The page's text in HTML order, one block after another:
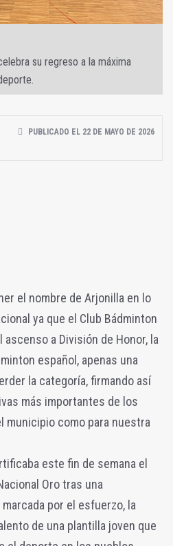
su regreso a la máxima
PUBLICADO EL 22 DE MAYO DE 2026
el nombre de Arjonilla en lo
ya que el Club Bádminton
a División de Honor, la
español, apenas una
la categoría, firmando así
más importantes de los
municipio como para nuestra
este fin de semana el
Oro tras una
por el esfuerzo, la
de una plantilla joven que